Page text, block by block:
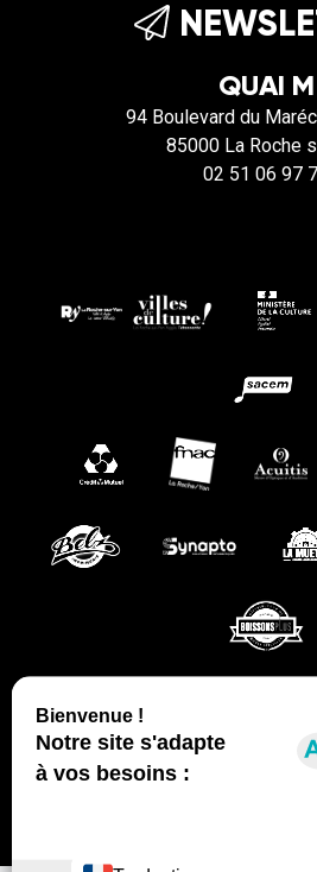
QUAI M
94 Boulevard du
85000 La Roche
02 51 06 97